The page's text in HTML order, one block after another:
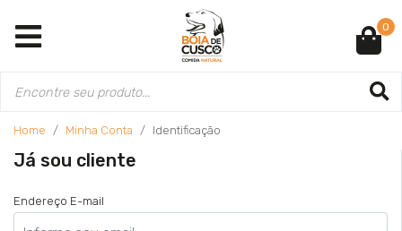
0
Home Minha Conta Identificação
Já sou cliente
Endereço E-mail